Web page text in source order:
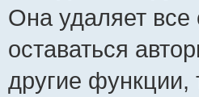
Она удаляет
оставаться
другие функции,